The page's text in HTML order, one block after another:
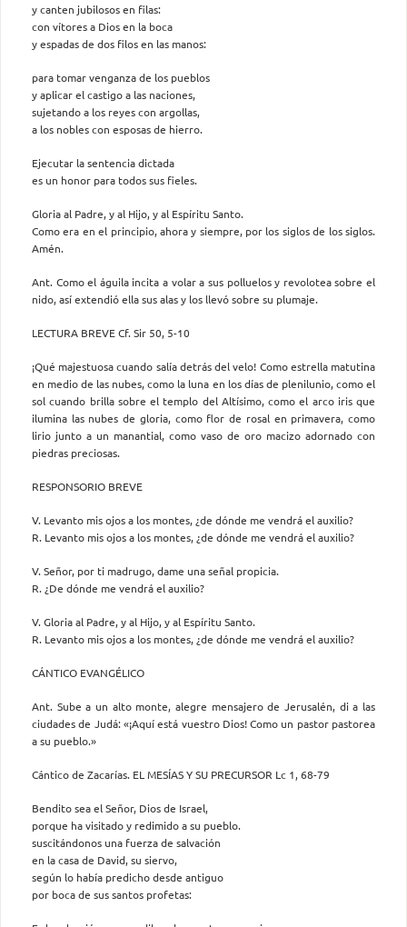
y canten jubilosos en filas:
con vítores a Dios en la boca
y espadas de dos filos en las manos:
para tomar venganza de los pueblos
y aplicar el castigo a las naciones,
sujetando a los reyes con argollas,
a los nobles con esposas de hierro.
Ejecutar la sentencia dictada
es un honor para todos sus fieles.
Gloria al Padre, y al Hijo, y al Espíritu Santo.
Como era en el principio, ahora y siempre, por los siglos de los siglos.
Amén.
Ant. Como el águila incita a volar a sus polluelos y revolotea sobre el
nido, así extendió ella sus alas y los llevó sobre su plumaje.
LECTURA BREVE Cf. Sir 50, 5-10
¡Qué majestuosa cuando salía detrás del velo! Como estrella matutina
en medio de las nubes, como la luna en los días de plenilunio, como el
sol cuando brilla sobre el templo del Altísimo, como el arco iris que
ilumina las nubes de gloria, como flor de rosal en primavera, como
lirio junto a un manantial, como vaso de oro macizo adornado con
piedras preciosas.
RESPONSORIO BREVE
V. Levanto mis ojos a los montes, ¿de dónde me vendrá el auxilio?
R. Levanto mis ojos a los montes, ¿de dónde me vendrá el auxilio?
V. Señor, por ti madrugo, dame una señal propicia.
R. ¿De dónde me vendrá el auxilio?
V. Gloria al Padre, y al Hijo, y al Espíritu Santo.
R. Levanto mis ojos a los montes, ¿de dónde me vendrá el auxilio?
CÁNTICO EVANGÉLICO
Ant. Sube a un alto monte, alegre mensajero de Jerusalén, di a las
ciudades de Judá: «¡Aquí está vuestro Dios! Como un pastor pastorea
a su pueblo.»
Cántico de Zacarías. EL MESÍAS Y SU PRECURSOR Lc 1, 68-79
Bendito sea el Señor, Dios de Israel,
porque ha visitado y redimido a su pueblo.
suscitándonos una fuerza de salvación
en la casa de David, su siervo,
según lo había predicho desde antiguo
por boca de sus santos profetas: